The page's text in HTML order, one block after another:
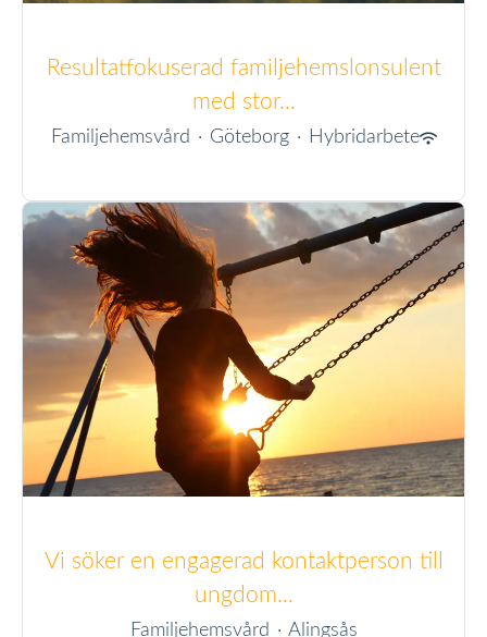
Resultatfokuserad familjehemslonsulent
med stor...
Familjehemsvård · Göteborg · Hybridarbete
Vi söker en engagerad kontaktperson till
ungdom...
Familjehemsvård · Alingsås